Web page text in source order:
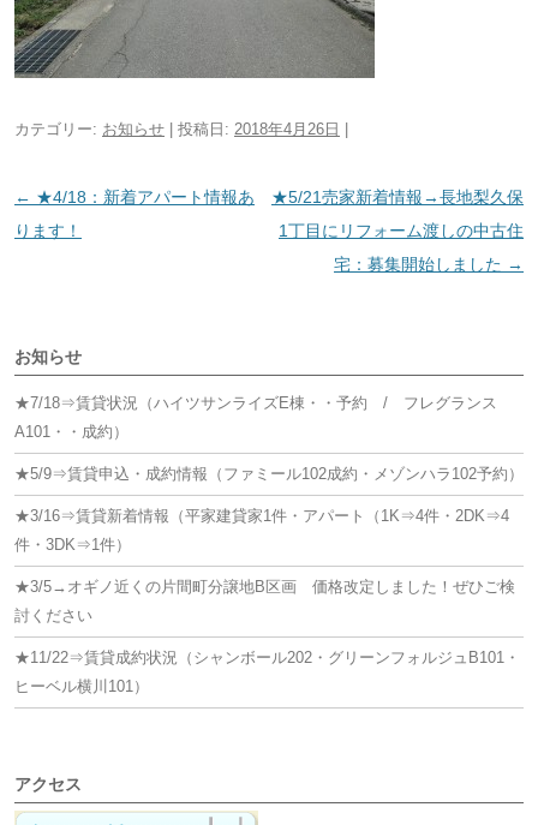
カテゴリー: お知らせ | 投稿日: 2018年4月26日
投
稿
ー
シ
ョ
ン
← ★4/18：新着アパート情報あ
ります！
★5/21売家新着情報→長地梨久保
1丁目にリフォーム渡しの中古住
宅：募集開始しました →
お知らせ
★7/18⇒賃貸状況（ハイツサンライズE棟・・予約 / フレグランス
A101・・成約）
★5/9⇒賃貸申込・成約情報（ファミール102成約・メゾンハラ102予約）
★3/16⇒賃貸新着情報（平家建貸家1件・アパート（1K⇒4件・2DK⇒4
件・3DK⇒1件）
★3/5→オギノ近くの片間町分譲地B区画 価格改定しました！ぜひご検
討ください
★11/22⇒賃貸成約状況（シャンボール202・グリーンフォルジュB101・
ヒーベル横川101）
アクセス